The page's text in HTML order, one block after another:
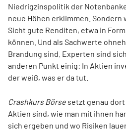
Niedrigzinspolitik der
neue Höhen erklimmen. Sondern
Sicht gute Renditen, etwa in
können. Und als Sachwerte
Brandung sind. Experten sind
anderen Punkt einig: In Aktien
der weiß, was er da tut.
Crashkurs Börse setzt genau dort
Aktien sind, wie man mit ihnen
sich ergeben und wo Risiken